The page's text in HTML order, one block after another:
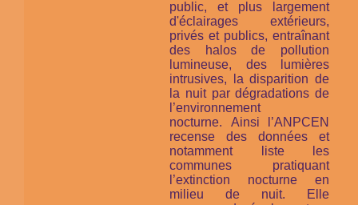
public, et plus largement
d'éclairages extérieurs,
privés et publics, entraînant
des halos de pollution
lumineuse, des lumières
intrusives, la disparition de
la nuit par dégradations de
l’environnement
nocturne. Ainsi l’ANPCEN
recense des données et
notamment liste les
communes pratiquant
l’extinction nocturne en
milieu de nuit. Elle